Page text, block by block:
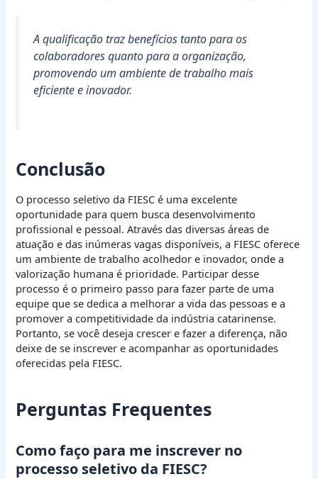
A qualificação traz benefícios tanto para os
colaboradores quanto para a organização,
promovendo um ambiente de trabalho mais
eficiente e inovador.
Conclusão
O processo seletivo da FIESC é uma excelente
oportunidade para quem busca desenvolvimento
profissional e pessoal. Através das diversas áreas de
atuação e das inúmeras vagas disponíveis, a FIESC oferece
um ambiente de trabalho acolhedor e inovador, onde a
valorização humana é prioridade. Participar desse
processo é o primeiro passo para fazer parte de uma
equipe que se dedica a melhorar a vida das pessoas e a
promover a competitividade da indústria catarinense.
Portanto, se você deseja crescer e fazer a diferença, não
deixe de se inscrever e acompanhar as oportunidades
oferecidas pela FIESC.
Perguntas Frequentes
Como faço para me inscrever no
processo seletivo da FIESC?